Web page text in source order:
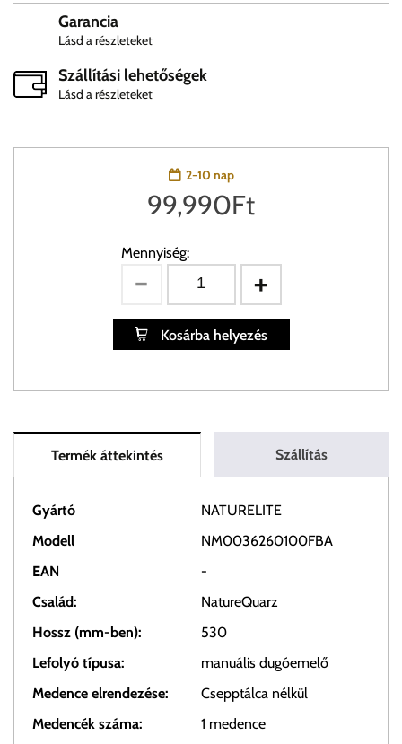
Garancia
Lásd a részleteket
Szállítási lehetőségek
Lásd a részleteket
2-10 nap
99,990Ft
Mennyiség:
Kosárba helyezés
Termék áttekintés Szállítás
Gyártó
NATURELITE
Modell
NM0036260100FBA
EAN
-
Család:
NatureQuarz
Hossz (mm-ben):
530
Lefolyó típusa:
manuális dugóemelő
Medence elrendezése:
Csepptálca nélkül
Medencék száma:
1 medence